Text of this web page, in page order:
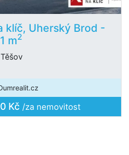
klíč, Uherský Brod -
m2
Kč /za nemovitost